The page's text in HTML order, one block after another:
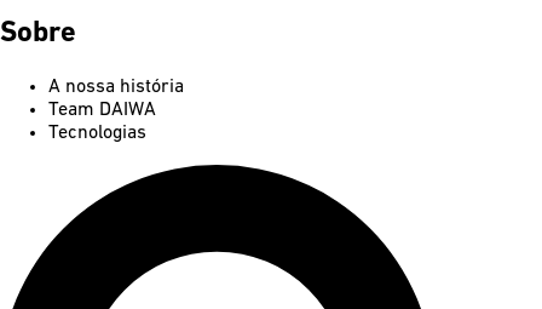
Sobre
A nossa história
Team DAIWA
Tecnologias